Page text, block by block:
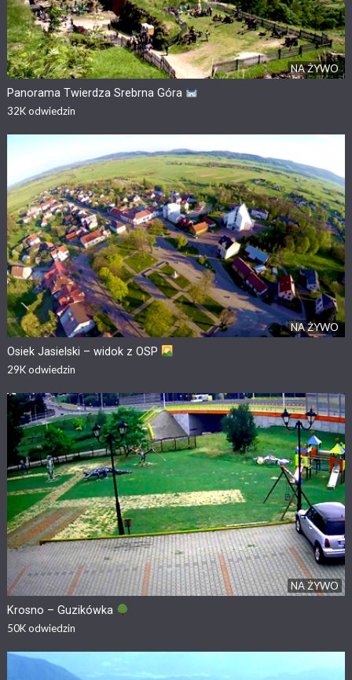
NA ŻYWO
Panorama Twierdza Srebrna Góra
32Kodwiedzin
NA ŻYWO
Osiek Jasielski – widok z OSP
29Kodwiedzin
NA ŻYWO
Krosno – Guzikówka
50Kodwiedzin